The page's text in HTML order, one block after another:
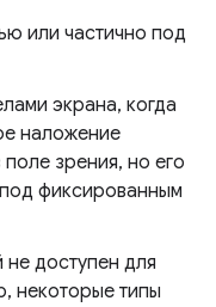
или частично под
экрана, когда
наложение
зрения, но его
фиксированным
доступен для
некоторые типы